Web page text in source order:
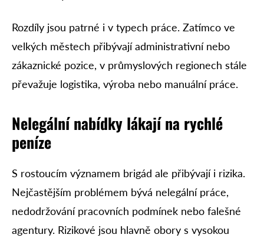
Rozdíly jsou patrné i v typech práce. Zatímco ve
velkých městech přibývají administrativní nebo
zákaznické pozice, v průmyslových regionech stále
převažuje logistika, výroba nebo manuální práce.
Nelegální nabídky lákají na rychlé
peníze
S rostoucím významem brigád ale přibývají i rizika.
Nejčastějším problémem bývá nelegální práce,
nedodržování pracovních podmínek nebo falešné
agentury. Rizikové jsou hlavně obory s vysokou